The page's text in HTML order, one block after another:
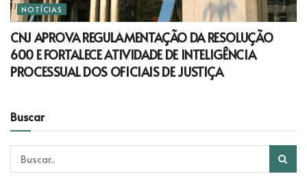
NOTÍCIAS
CNJ APROVA REGULAMENTAÇÃO DA RESOLUÇÃO
600 E FORTALECE ATIVIDADE DE INTELIGÊNCIA
PROCESSUAL DOS OFICIAIS DE JUSTIÇA
Buscar